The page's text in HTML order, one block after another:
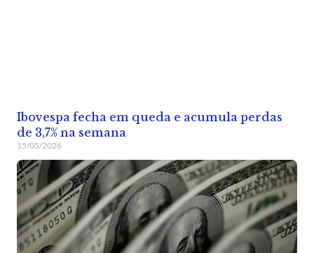
Ibovespa fecha em queda e acumula perdas
de 3,7% na semana
15/05/2026